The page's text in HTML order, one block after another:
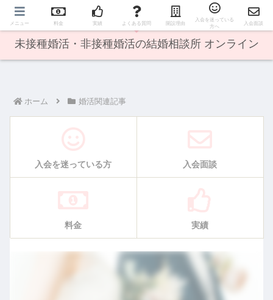
オンライン婚活で日本全国の方に出会えます♪
未接種婚活・非接種婚活の結婚相談所 オンライン
ホーム 婚活関連記事
入会を迷っている方 入会面談
料金 実績
メニュー 料金 実績 よくある質問 開設理由
入会を迷っている
方へ
入会面談